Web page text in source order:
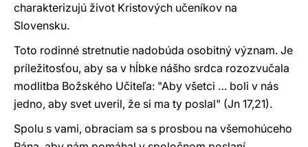
charakterizujú život Kristových učeníkov na
Slovensku.
Toto rodinné stretnutie nadobúda osobitný význam. Je
príležitosťou, aby sa v hĺbke nášho srdca rozozvučala
modlitba Božského Učiteľa: "Aby všetci … boli v nás
jedno, aby svet uveril, že si ma ty poslal" (Jn 17,21).
Spolu s vami, obraciam sa s prosbou na všemohúceho